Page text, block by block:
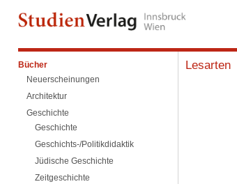
Bücher
Neuerscheinungen
Architektur
Geschichte
Geschichte
Geschichts-/Politikdidaktik
Jüdische Geschichte
Zeitgeschichte
Lesarten